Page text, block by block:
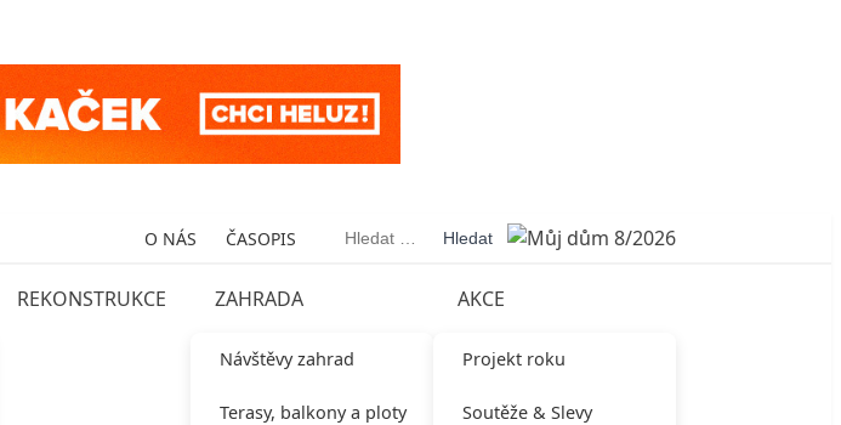
O NÁS ČASOPIS Vyhledávání
REKONSTRUKCE ZAHRADA
Návštěvy zahrad
Terasy, balkony a ploty
AKCE
Projekt roku
Soutěže & Slevy